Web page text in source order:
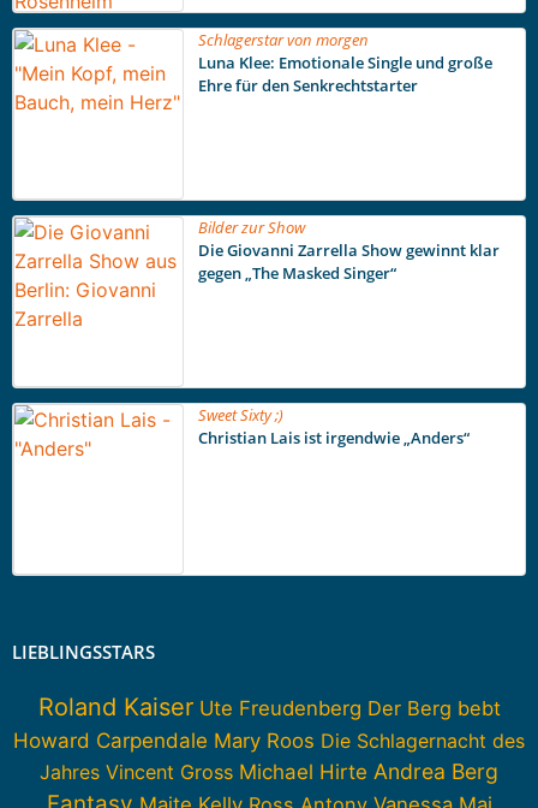
Schlagerstar von morgen
Luna Klee: Emotionale Single und große
Ehre für den Senkrechtstarter
Bilder zur Show
Die Giovanni Zarrella Show gewinnt klar
gegen „The Masked Singer“
Sweet Sixty ;)
Christian Lais ist irgendwie „Anders“
LIEBLINGSSTARS
Roland Kaiser Ute Freudenberg Der Berg bebt
Howard Carpendale Mary Roos Die Schlagernacht des
Jahres Vincent Gross Michael Hirte Andrea Berg